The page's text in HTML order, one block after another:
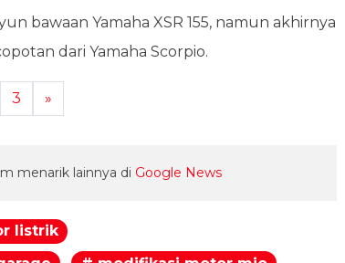
bawaan Yamaha XSR 155, namun akhirnya
dari Yamaha Scorpio.
3 »
menarik lainnya di Google News
listrik